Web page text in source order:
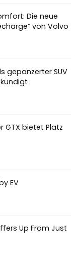
Die neue
von Volvo
gepanzerter SUV
GTX bietet Platz
EV
Up From Just